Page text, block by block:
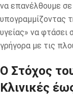
να επανέλθουμε
υπογραμμίζοντας
υγείας» να φτάσει
γρήγορα με τις
Ο Στόχος
Κλινικές